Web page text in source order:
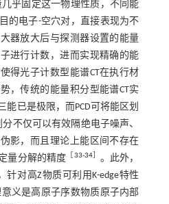
乎固定这一物理性质，不同能
的电子-空穴对，直接表现为不
器放大后与探测器设置的能量
进行计数，进而实现精确的能
得光子计数型能谱CT在执行材
，传统的能量积分型能谱CT实
已是极限，而PCD可将能区划
不仅可以有效隔绝电子噪声、
影，而且理论上能区间不存在
量分解的精度
33-34］ 。此外，
针对高Z物质可利用K-edge特性
意义是高原子序数物质原子内部